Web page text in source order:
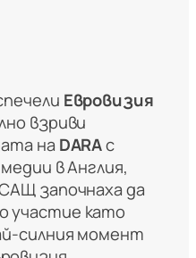
Евровизия
взриви
на DARAс
в Англия,
започнаха да
участие като
силния момент